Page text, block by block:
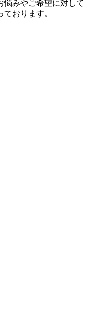
悩みやご希望に対して
おります。